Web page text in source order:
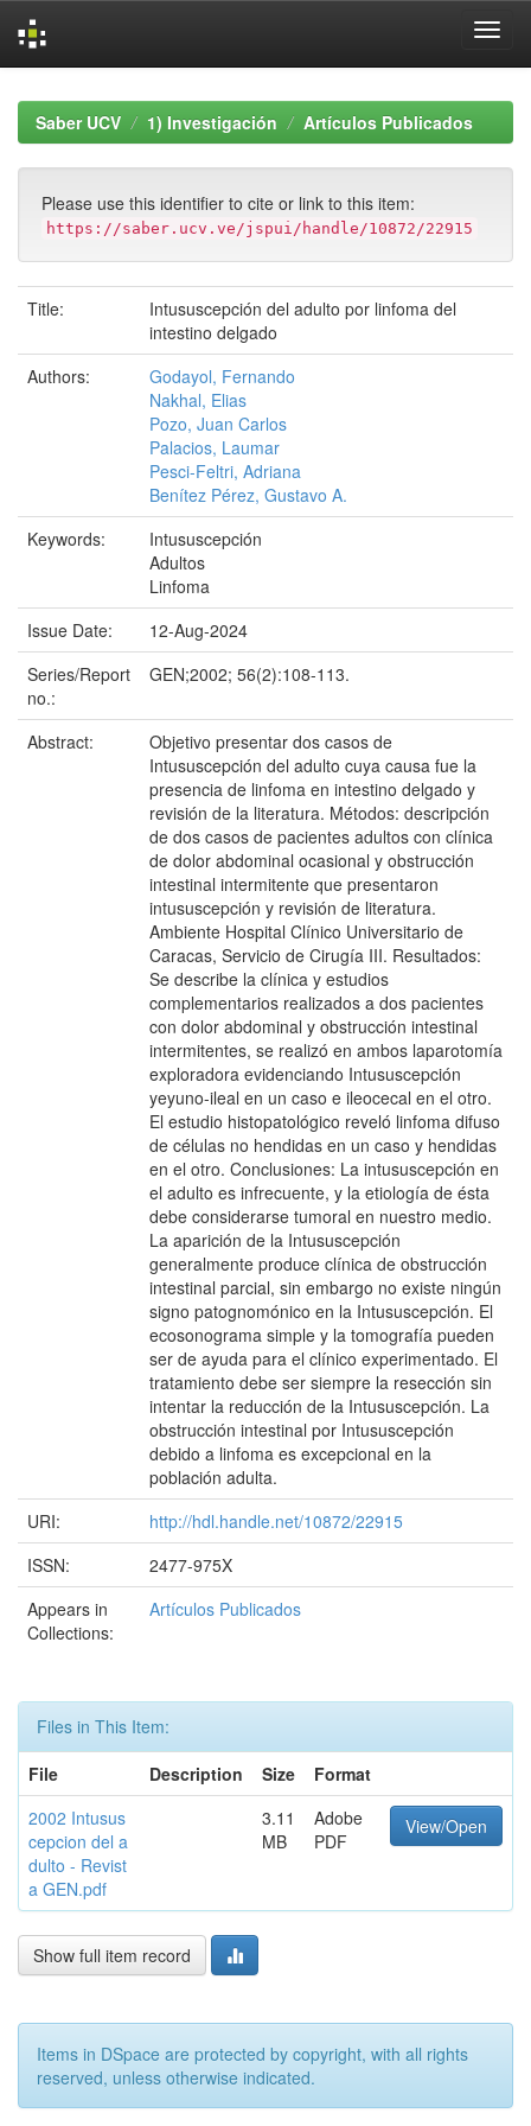
navigationSaber UCV 1) Investigación Artículos Publicados
Please use this identifier to cite or link to this item:
https://saber.ucv.ve/jspui/handle/10872/22915
Title:
Intususcepción del adulto por linfoma del
intestino delgado
Authors:
Godayol, Fernando
Nakhal, Elias
Pozo, Juan Carlos
Palacios, Laumar
Pesci-Feltri, Adriana
Benítez Pérez, Gustavo A.
Keywords:
Intususcepción
Adultos
Linfoma
Issue Date:
12-Aug-2024
Series/Report
no.:
GEN;2002; 56(2):108-113.
Abstract:
Objetivo presentar dos casos de
Intususcepción del adulto cuya causa fue la
presencia de linfoma en intestino delgado y
revisión de la literatura. Métodos: descripción
de dos casos de pacientes adultos con clínica
de dolor abdominal ocasional y obstrucción
intestinal intermitente que presentaron
intususcepción y revisión de literatura.
Ambiente Hospital Clínico Universitario de
Caracas, Servicio de Cirugía III. Resultados:
Se describe la clínica y estudios
complementarios realizados a dos pacientes
con dolor abdominal y obstrucción intestinal
intermitentes, se realizó en ambos laparotomía
exploradora evidenciando Intususcepción
yeyuno-ileal en un caso e ileocecal en el otro.
El estudio histopatológico reveló linfoma difuso
de células no hendidas en un caso y hendidas
en el otro. Conclusiones: La intususcepción en
el adulto es infrecuente, y la etiología de ésta
debe considerarse tumoral en nuestro medio.
La aparición de la Intususcepción
generalmente produce clínica de obstrucción
intestinal parcial, sin embargo no existe ningún
signo patognomónico en la Intususcepción. El
ecosonograma simple y la tomografía pueden
ser de ayuda para el clínico experimentado. El
tratamiento debe ser siempre la resección sin
intentar la reducción de la Intususcepción. La
obstrucción intestinal por Intususcepción
debido a linfoma es excepcional en la
población adulta.
URI:
http://hdl.handle.net/10872/22915
ISSN:
2477-975X
Appears in
Collections:
Artículos Publicados
Files in This Item:
File
Description Size
Format
2002 Intusus
cepcion del a
dulto - Revist
a GEN.pdf
3.11
MB
Adobe
PDF
View/Open
Show full item record
Items in DSpace are protected by copyright, with all rights
reserved, unless otherwise indicated.